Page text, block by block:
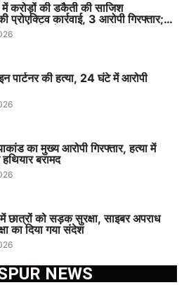
करोड़ों की डकैती की साजिश
प्रोएक्टिव कार्रवाई, 3 आरोपी गिरफ्तार;
चाकू और मोबाइल बरामद
पार्टनर की हत्या, 24 घंटे में आरोपी
का मुख्य आरोपी गिरफ्तार, हत्या में
बरामद
छात्रों को सड़क सुरक्षा, साइबर अपराध
का दिया गया संदेश
NEWS